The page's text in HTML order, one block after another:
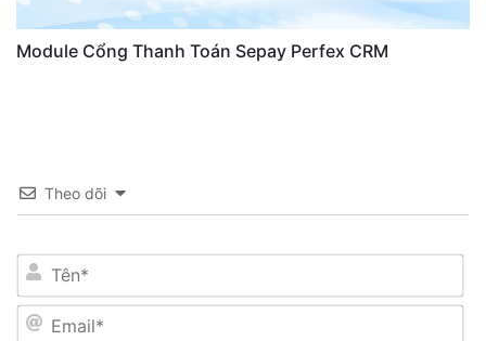
Module Cổng Thanh Toán Sepay Perfex CRM
Theo dõi
Tên*